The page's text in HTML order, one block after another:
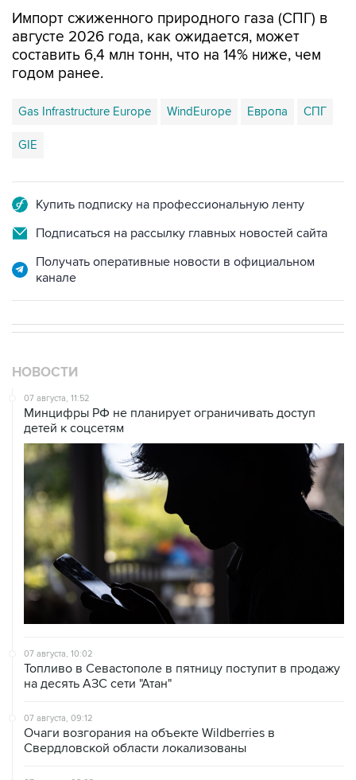
Импорт сжиженного природного газа (СПГ) в
августе 2026 года, как ожидается, может
составить 6,4 млн тонн, что на 14% ниже, чем
годом ранее.
Gas Infrastructure Europe WindEurope Европа СПГ
GIE
Купить подписку на профессиональную ленту
Подписаться на рассылку главных новостей сайта
Получать оперативные новости в официальном
канале
НОВОСТИ
07 августа, 11:52
Минцифры РФ не планирует ограничивать доступ
детей к соцсетям
07 августа, 10:02
Топливо в Севастополе в пятницу поступит в продажу
на десять АЗС сети "Атан"
07 августа, 09:12
Очаги возгорания на объекте Wildberries в
Свердловской области локализованы